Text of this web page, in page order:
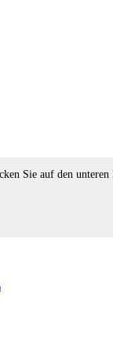
Sie auf den